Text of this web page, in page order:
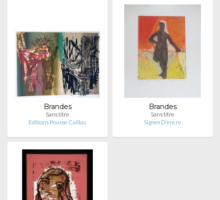
Brandes
Sans titre
Editions Pousse Caillou
Brandes
Sans titre
Signes D'encre